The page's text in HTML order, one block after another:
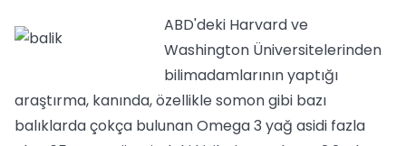
ABD'deki Harvard ve
Washington Üniversitelerinden
bilimadamlarının yaptığı
araştırma, kanında, özellikle somon gibi bazı
balıklarda çokça bulunan Omega 3 yağ asidi fazla